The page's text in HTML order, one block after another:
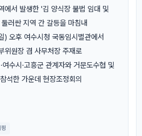
에서 발생한 '김 양식장 불법 임대 및
러싼 지역 간 갈등을 마침내
) 오후 여수시청 국동임시별관에서
위원장 겸 사무처장 주재로
여수시·고흥군 관계자와 거문도수협 및
석한 가운데 현장조정회의